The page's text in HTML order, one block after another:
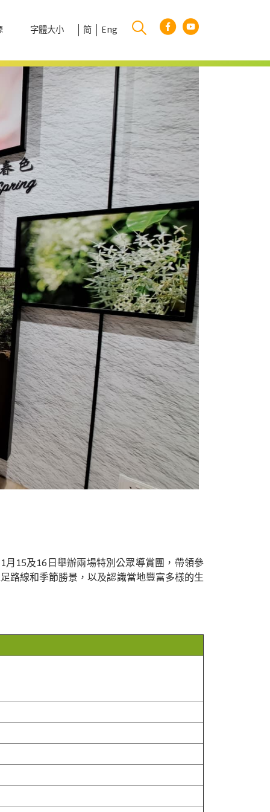
字體大小 简 Eng
15及16日舉辦兩場特別公眾導賞團，帶領參
路線和季節勝景，以及認識當地豐富多樣的生